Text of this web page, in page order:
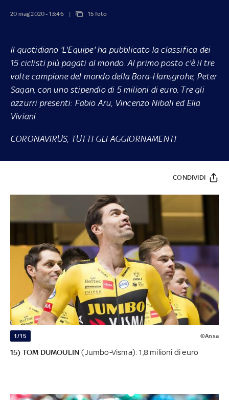
20 mag 2020 - 13:46 15 foto
Il quotidiano 'L'Equipe' ha pubblicato la classifica dei
15 ciclisti più pagati al mondo. Al primo posto c'è il tre
volte campione del mondo della Bora-Hansgrohe, Peter
Sagan, con uno stipendio di 5 milioni di euro. Tre gli
azzurri presenti: Fabio Aru, Vincenzo Nibali ed Elia
Viviani
CORONAVIRUS, TUTTI GLI AGGIORNAMENTI
CONDIVIDI
1/15 ©Ansa
15) TOM DUMOULIN (Jumbo-Visma): 1,8 milioni di euro